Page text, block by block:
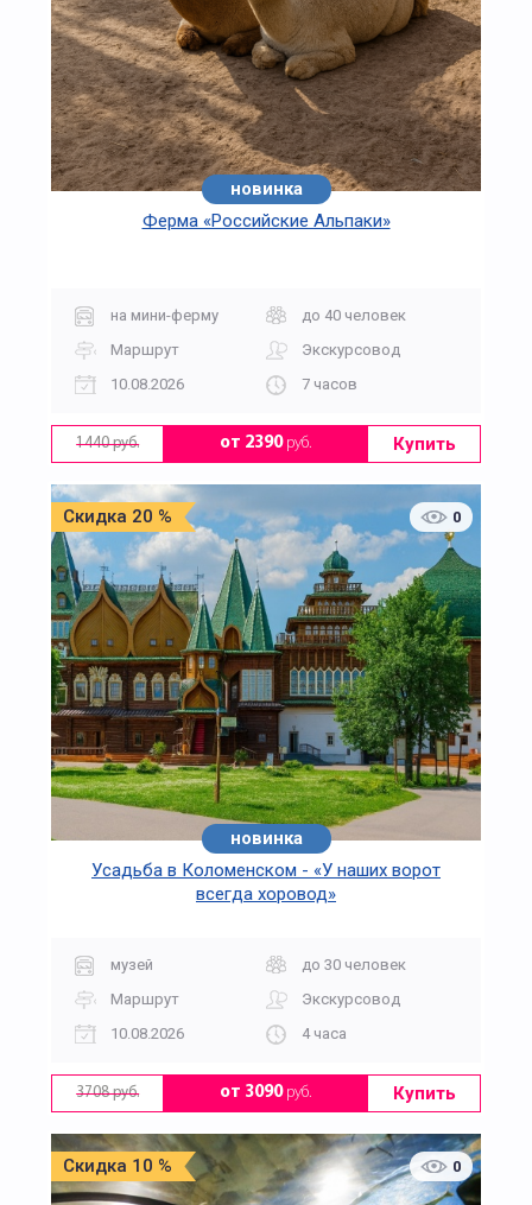
новинка
Ферма «Российские Альпаки»
на мини-ферму
до 40 человек
Маршрут
Экскурсовод
10.08.2026
7 часов
1440 руб. от 2390руб. Купить
Скидка 20 % 0
новинка
Усадьба в Коломенском - «У наших ворот
всегда хоровод»
музей
до 30 человек
Маршрут
Экскурсовод
10.08.2026
4 часа
3708 руб. от 3090руб. Купить
Скидка 10 % 0